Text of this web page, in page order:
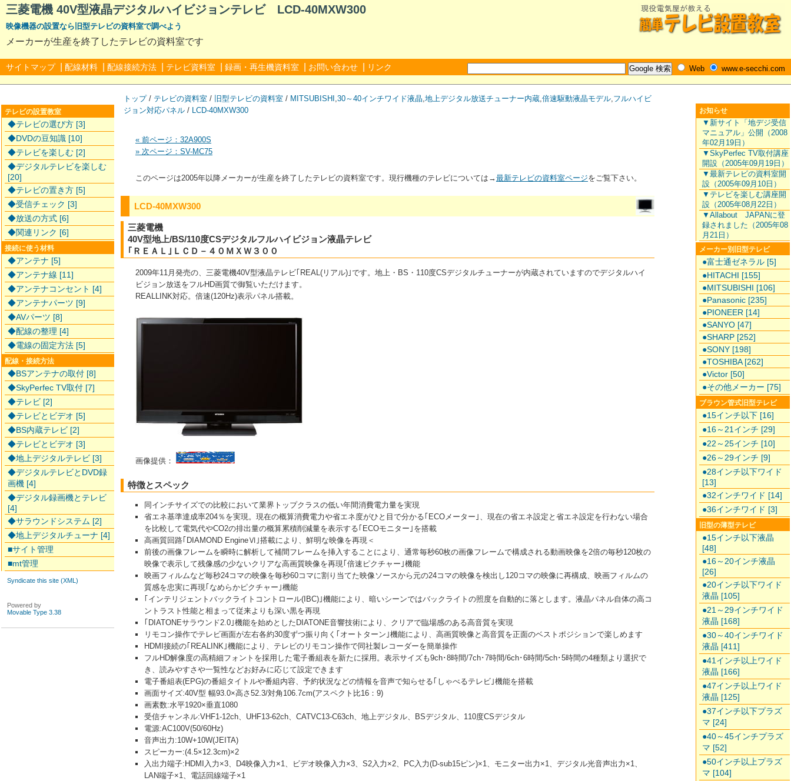
三菱電機 40V型液晶デジタルハイビジョンテレビ LCD-40MXW300
映像機器の設置なら旧型テレビの資料室で調べよう
メーカーが生産を終了したテレビの資料室です
Web www.e-secchi.com
サイトマップ 配線材料 配線接続方法 テレビ資料室 録画・再生機資料室 お問い合わせ リンク
トップ/ テレビの資料室 / 旧型テレビの資料室 / MITSUBISHI ,30～40インチワイド液晶,地上デジタル放送チューナー内蔵,倍速駆動液晶モデル,フルハイビ
ジョン対応パネル / LCD-40MXW300
« 前ページ：32A900S
» 次ページ：SV-MC75
このページは2005年以降メーカーが生産を終了したテレビの資料室です。現行機種のテレビについては→最新テレビの資料室ページをご覧下さい。
LCD-40MXW300
三菱電機
40V型地上/BS/110度CSデジタルフルハイビジョン液晶テレビ
｢ＲＥＡＬ｣ＬＣＤ－４０ＭＸＷ３００
2009年11月発売の、三菱電機40V型液晶テレビ｢REAL(リアル)｣です。地上・BS・110度CSデジタルチューナーが内蔵されていますのでデジタルハイ
ビジョン放送をフルHD画質で御覧いただけます。
REALLINK対応。倍速(120Hz)表示パネル搭載。
画像提供：
特徴とスペック
同インチサイズでの比較において業界トップクラスの低い年間消費電力量を実現
省エネ基準達成率204％を実現。現在の概算消費電力や省エネ度がひと目で分かる｢ECOメーター｣、現在の省エネ設定と省エネ設定を行わない場合
を比較して電気代やCO2の排出量の概算累積削減量を表示する｢ECOモニター｣を搭載
高画質回路｢DIAMOND EngineⅥ｣搭載により、鮮明な映像を再現＜
前後の画像フレームを瞬時に解析して補間フレームを挿入することにより、通常毎秒60枚の画像フレームで構成される動画映像を2倍の毎秒120枚の
映像で表示して残像感の少ないクリアな高画質映像を再現｢倍速ピクチャー｣機能
映画フィルムなど毎秒24コマの映像を毎秒60コマに割り当てた映像ソースから元の24コマの映像を検出し120コマの映像に再構成、映画フィルムの
質感を忠実に再現｢なめらかピクチャー｣機能
｢インテリジェントバックライトコントロール(IBC)｣機能により、暗いシーンではバックライトの照度を自動的に落とします。液晶パネル自体の高コ
ントラスト性能と相まって従来よりも深い黒を再現
｢DIATONEサラウンド2.0｣機能を始めとしたDIATONE音響技術により、クリアで臨場感のある高音質を実現
リモコン操作でテレビ画面が左右各約30度ずつ振り向く｢オートターン｣機能により、高画質映像と高音質を正面のベストポジションで楽しめます
HDMI接続の｢REALINK｣機能により、テレビのリモコン操作で同社製レコーダーを簡単操作
フルHD解像度の高精細フォントを採用した電子番組表を新たに採用。表示サイズも9ch･8時間/7ch･7時間/6ch･6時間/5ch･5時間の4種類より選択で
き、読みやすさや一覧性などお好みに応じて設定できます
電子番組表(EPG)の番組タイトルや番組内容、予約状況などの情報を音声で知らせる｢しゃべるテレビ｣機能を搭載
画面サイズ:40V型 幅93.0×高さ52.3/対角106.7cm(アスペクト比16：9)
画素数:水平1920×垂直1080
受信チャンネル:VHF1-12ch、UHF13-62ch、CATVC13-C63ch、地上デジタル、BSデジタル、110度CSデジタル
電源:AC100V(50/60Hz)
音声出力:10W+10W(JEITA)
スピーカー:(4.5×12.3cm)×2
入出力端子:HDMI入力×3、D4映像入力×1、ビデオ映像入力×3、S2入力×2、PC入力(D-sub15ピン)×1、モニター出力×1、デジタル光音声出力×1、
LAN端子×1、電話回線端子×1
テレビの設置教室
◆テレビの選び方 [3]
◆DVDの豆知識 [10]
◆テレビを楽しむ [2]
◆デジタルテレビを楽しむ
[20]
◆テレビの置き方 [5]
◆受信チェック [3]
◆放送の方式 [6]
◆関連リンク [6]
接続に使う材料
◆アンテナ [5]
◆アンテナ線 [11]
◆アンテナコンセント [4]
◆アンテナパーツ [9]
◆AVパーツ [8]
◆配線の整理 [4]
◆電線の固定方法 [5]
配線・接続方法
◆BSアンテナの取付 [8]
◆SkyPerfec TV取付 [7]
◆テレビ [2]
◆テレビとビデオ [5]
◆BS内蔵テレビ [2]
◆テレビとビデオ [3]
◆地上デジタルテレビ [3]
◆デジタルテレビとDVD録
画機 [4]
◆デジタル録画機とテレビ
[4]
◆サラウンドシステム [2]
◆地上デジタルチューナ [4]
■サイト管理
■mt管理
Syndicate this site (XML)
Powered by
Movable Type 3.38
お知らせ
▼新サイト「地デジ受信
マニュアル」公開（2008
年02月19日）
▼SkyPerfec TV取付講座
開設（2005年09月19日）
▼最新テレビの資料室開
設（2005年09月10日）
▼テレビを楽しむ講座開
設（2005年08月22日）
▼Allabout JAPANに登
録されました（2005年08
月21日）
メーカー別旧型テレビ
●富士通ゼネラル [5]
●HITACHI [155]
●MITSUBISHI [106]
●Panasonic [235]
●PIONEER [14]
●SANYO [47]
●SHARP [252]
●SONY [198]
●TOSHIBA [262]
●Victor [50]
●その他メーカー [75]
ブラウン管式旧型テレビ
●15インチ以下 [16]
●16～21インチ [29]
●22～25インチ [10]
●26～29インチ [9]
●28インチ以下ワイド
[13]
●32インチワイド [14]
●36インチワイド [3]
旧型の薄型テレビ
●15インチ以下液晶
[48]
●16～20インチ液晶
[26]
●20インチ以下ワイド
液晶 [105]
●21～29インチワイド
液晶 [168]
●30～40インチワイド
液晶 [411]
●41インチ以上ワイド
液晶 [166]
●47インチ以上ワイド
液晶 [125]
●37インチ以下プラズ
マ [24]
●40～45インチプラズ
マ [52]
●50インチ以上プラズ
マ [104]